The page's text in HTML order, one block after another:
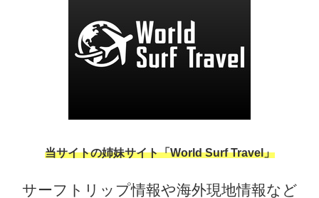
当サイトの姉妹サイト「World Surf Travel」
サーフトリップ情報や海外現地情報など